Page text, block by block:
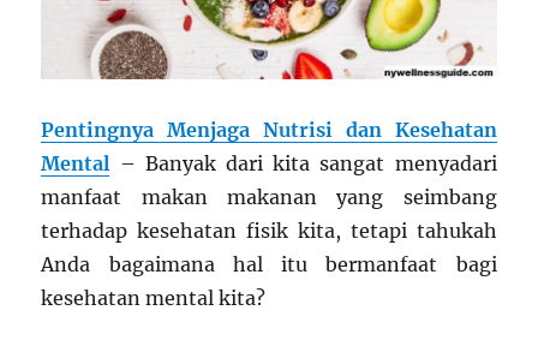
Pentingnya Menjaga Nutrisi dan Kesehatan
Mental – Banyak dari kita sangat menyadari
manfaat makan makanan yang seimbang
terhadap kesehatan fisik kita, tetapi tahukah
Anda bagaimana hal itu bermanfaat bagi
kesehatan mental kita?